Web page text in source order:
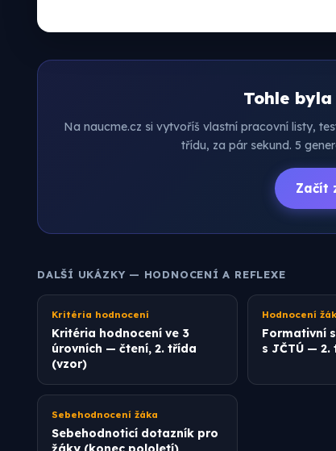
Tohle
Na naucme.cz si vytvoříš vlastní pracovní listy,
třídu, za pár sekund. 5
Začít
DALŠÍ UKÁZKY — HODNOCENÍ A REFLEXE
Kritéria hodnocení
Kritéria hodnocení ve 3
úrovních — čtení, 2. třída
(vzor)
Hodnocení
Formativní
s JČTÚ —
Sebehodnocení žáka
Sebehodnoticí dotazník pro